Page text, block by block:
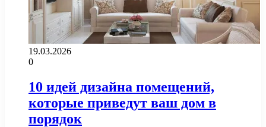
19.03.2026
0
10 идей дизайна помещений,
которые приведут ваш дом в
порядок